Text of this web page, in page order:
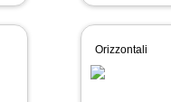
Orizzontali